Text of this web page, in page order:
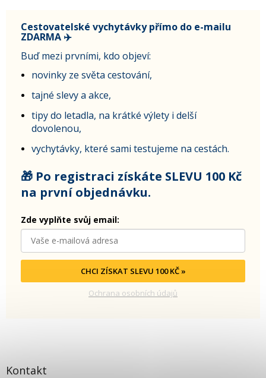
Cestovatelské vychytávky přímo do e-mailu
ZDARMA ✈️
Buď mezi prvními, kdo objeví:
novinky ze světa cestování,
tajné slevy a akce,
tipy do letadla, na krátké výlety i delší
dovolenou,
vychytávky, které sami testujeme na cestách.
🎁 Po registraci získáte SLEVU 100 Kč
na první objednávku.
Zde vyplňte svůj email:
CHCI ZÍSKAT SLEVU 100 KČ »
Ochrana osobních údajů
Kontakt